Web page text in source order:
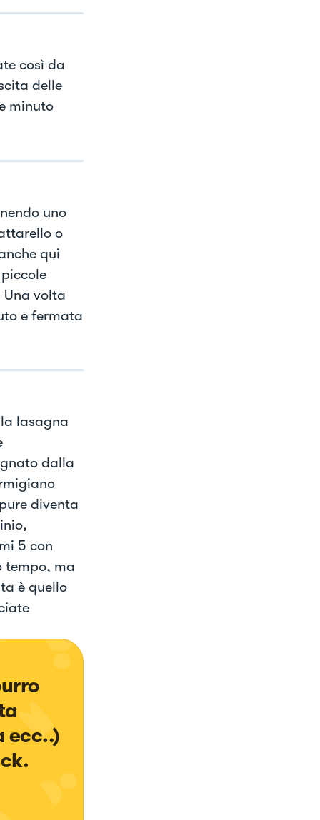
così da
delle
minuto
uno
o
qui
volta
e fermata
lasagna
dalla
diventa
5 con
tempo, ma
è quello
ecc..)